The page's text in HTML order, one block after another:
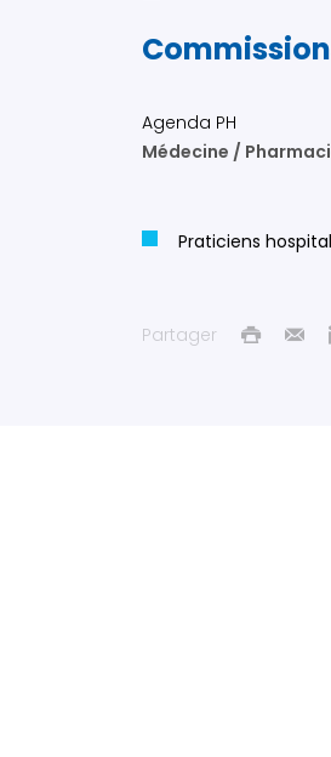
Agenda PH
Médecine /
Praticiens
Partager